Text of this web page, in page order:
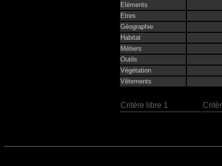
Eléments
Etres
Géographie
Habitat
Métiers
Outils
Végétation
Vêtements
Critère libre 1